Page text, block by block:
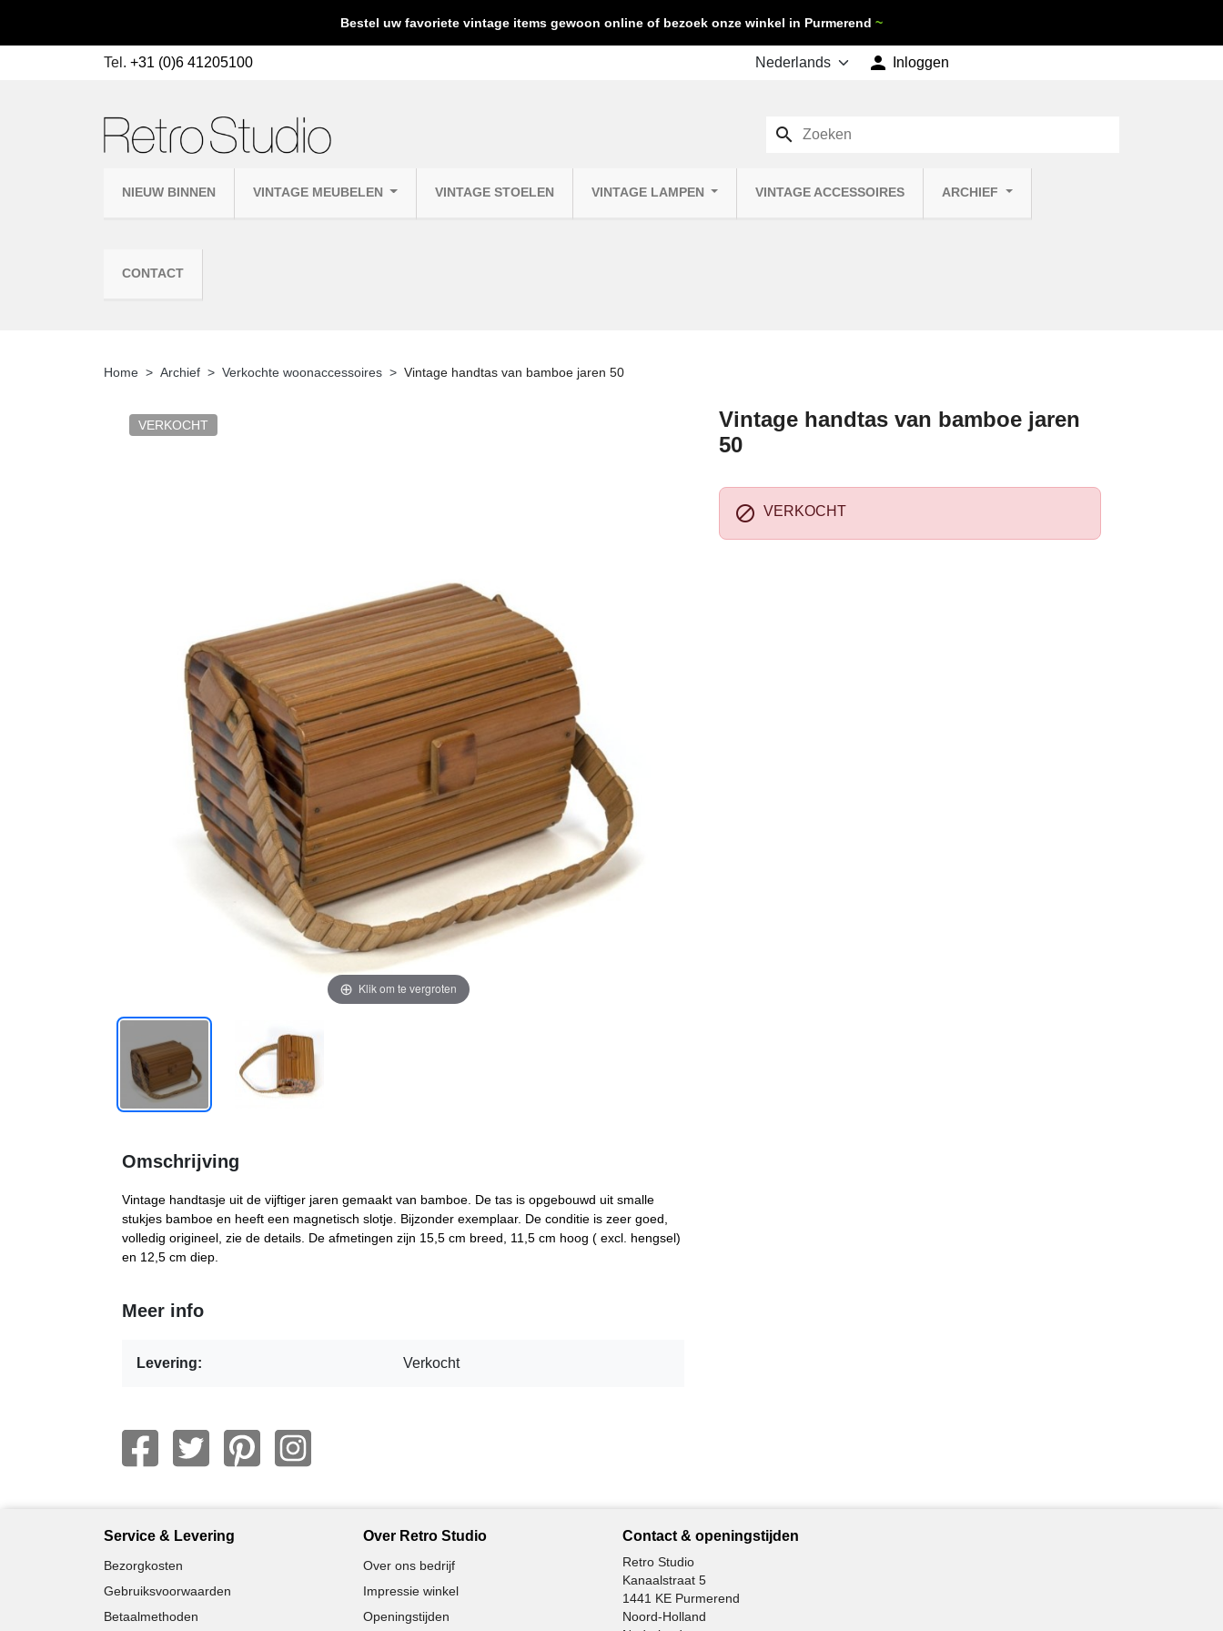
Bestel uw favoriete vintage items gewoon online of bezoek onze winkel in Purmerend ~
Tel. +31 (0)6 41205100  Inloggen
NIEUW BINNEN VINTAGE MEUBELEN VINTAGE STOELEN VINTAGE LAMPEN VINTAGE ACCESSOIRES ARCHIEF
CONTACT
search
Home Archief Verkochte woonaccessoires Vintage handtas van bamboe jaren 50
VERKOCHT
Klik om te vergroten
Vintage handtas van bamboe jaren
50
 VERKOCHT
Omschrijving
Vintage handtasje uit de vijftiger jaren gemaakt van bamboe. De tas is opgebouwd uit smalle
stukjes bamboe en heeft een magnetisch slotje. Bijzonder exemplaar. De conditie is zeer goed,
volledig origineel, zie de details. De afmetingen zijn 15,5 cm breed, 11,5 cm hoog ( excl. hengsel)
en 12,5 cm diep.
Meer info
Levering: Verkocht
Service & Levering
Bezorgkosten
Gebruiksvoorwaarden
Betaalmethoden
Over Retro Studio
Over ons bedrijf
Impressie winkel
Openingstijden
Contact & openingstijden
Retro Studio
Kanaalstraat 5
1441 KE Purmerend
Noord-Holland